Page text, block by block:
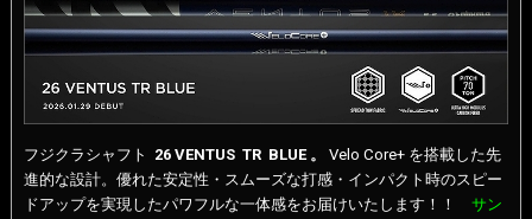
フジクラシャフト 26 VENTUS TR BLUE。 Velo Core+ を搭載した先
進的な設計。優れた安定性・スムーズな打感・インパクト時のスピー
ドアップを実現したパワフルな一体感をお届けいたします！！ サン